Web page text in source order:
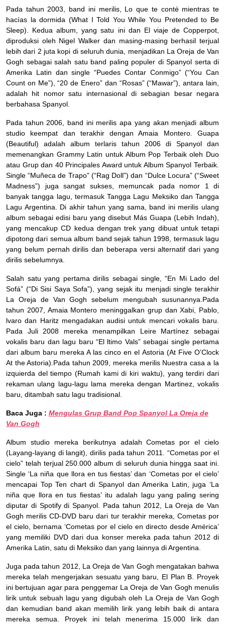
Pada tahun 2003, band ini merilis, Lo que te conté mientras te
hacías la dormida (What I Told You While You Pretended to Be
Sleep). Kedua album, yang satu ini dan El viaje de Copperpot,
diproduksi oleh Nigel Walker dan masing-masing berhasil terjual
lebih dari 2 juta kopi di seluruh dunia, menjadikan La Oreja de Van
Gogh sebagai salah satu band paling populer di Spanyol serta di
Amerika Latin dan single “Puedes Contar Conmigo” (“You Can
Count on Me”), “20 de Enero” dan “Rosas” (“Mawar”), antara lain,
adalah hit nomor satu internasional di sebagian besar negara
berbahasa Spanyol.
Pada tahun 2006, band ini merilis apa yang akan menjadi album
studio keempat dan terakhir dengan Amaia Montero. Guapa
(Beautiful) adalah album terlaris tahun 2006 di Spanyol dan
memenangkan Grammy Latin untuk Album Pop Terbaik oleh Duo
atau Grup dan 40 Principales Award untuk Album Spanyol Terbaik.
Single “Muñeca de Trapo” (“Rag Doll”) dan “Dulce Locura” (“Sweet
Madness”) juga sangat sukses, memuncak pada nomor 1 di
banyak tangga lagu, termasuk Tangga Lagu Meksiko dan Tangga
Lagu Argentina. Di akhir tahun yang sama, band ini merilis ulang
album sebagai edisi baru yang disebut Más Guapa (Lebih Indah),
yang mencakup CD kedua dengan trek yang dibuat untuk tetapi
dipotong dari semua album band sejak tahun 1998, termasuk lagu
yang belum pernah dirilis dan beberapa versi alternatif dari yang
dirilis sebelumnya.
Salah satu yang pertama dirilis sebagai single, “En Mi Lado del
Sofá” (“Di Sisi Saya Sofa”), yang sejak itu menjadi single terakhir
La Oreja de Van Gogh sebelum mengubah susunannya.Pada
tahun 2007, Amaia Montero meninggalkan grup dan Xabi, Pablo,
lvaro dan Haritz mengadakan audisi untuk mencari vokalis baru.
Pada Juli 2008 mereka menampilkan Leire Martínez sebagai
vokalis baru dan lagu baru “El ltimo Vals” sebagai single pertama
dari album baru mereka A las cinco en el Astoria (At Five O’Clock
At the Astoria).Pada tahun 2009, mereka merilis Nuestra casa a la
izquierda del tiempo (Rumah kami di kiri waktu), yang terdiri dari
rekaman ulang lagu-lagu lama mereka dengan Martinez, vokalis
baru, ditambah satu lagu tradisional.
Baca Juga : Mengulas Grup Band Pop Spanyol La Oreja de
Van Gogh
Album studio mereka berikutnya adalah Cometas por el cielo
(Layang-layang di langit), dirilis pada tahun 2011. “Cometas por el
cielo” telah terjual 250.000 album di seluruh dunia hingga saat ini.
Single ‘La niña que llora en tus fiestas’ dan ‘Cometas por el cielo’
mencapai Top Ten chart di Spanyol dan Amerika Latin, juga ‘La
niña que llora en tus fiestas’ itu adalah lagu yang paling sering
diputar di Spotify di Spanyol. Pada tahun 2012, La Oreja de Van
Gogh merilis CD-DVD baru dari tur terakhir mereka, Cometas por
el cielo, bernama ‘Cometas por el cielo en directo desde América’
yang memiliki DVD dari dua konser mereka pada tahun 2012 di
Amerika Latin, satu di Meksiko dan yang lainnya di Argentina.
Juga pada tahun 2012, La Oreja de Van Gogh mengatakan bahwa
mereka telah mengerjakan sesuatu yang baru, El Plan B. Proyek
ini bertujuan agar para penggemar La Oreja de Van Gogh menulis
lirik untuk sebuah lagu yang digubah oleh La Oreja de Van Gogh
dan kemudian band akan memilih lirik yang lebih baik di antara
mereka semua. Proyek ini telah menerima 15.000 lirik dan